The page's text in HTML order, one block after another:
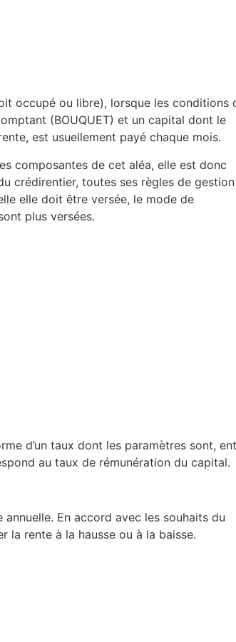
occupé ou libre), lorsque les conditions
(BOUQUET) et un capital dont le
est usuellement payé chaque mois.
composantes de cet aléa, elle est donc
crédirentier, toutes ses règles de
elle doit être versée, le mode de
plus versées.
d’un taux dont les paramètres sont,
au taux de rémunération du capital.
En accord avec les souhaits du
la rente à la hausse ou à la baisse.